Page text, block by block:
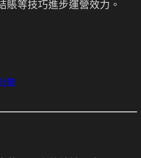
賬等技巧進步運營效力。
數